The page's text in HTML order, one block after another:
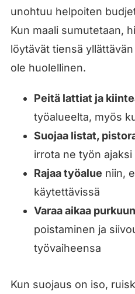
unohtuu helpoiten
Kun maali sumutetaan,
löytävät tiensä
ole huolellinen.
Peitä lattiat ja
työalueelta, myös
Suojaa listat,
irrota ne työn ajaksi
Rajaa työalue niin,
käytettävissä
Varaa aikaa purkuun
poistaminen ja
työvaiheensa
Kun suojaus on iso,